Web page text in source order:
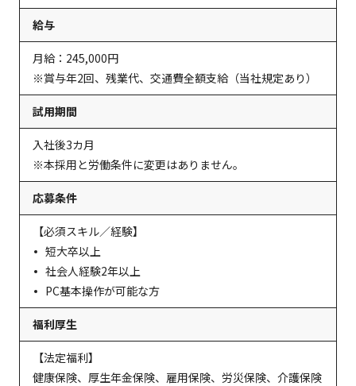
給与
月給：245,000円
※賞与年2回、残業代、交通費全額支給（当社規定あり）
試用期間
入社後3カ月
※本採用と労働条件に変更はありません。
応募条件
【必須スキル／経験】
短大卒以上
社会人経験2年以上
PC基本操作が可能な方
福利厚生
【法定福利】
健康保険、厚生年金保険、雇用保険、労災保険、介護保険